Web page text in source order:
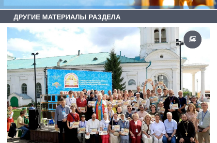
ДРУГИЕ МАТЕРИАЛЫ РАЗДЕЛА